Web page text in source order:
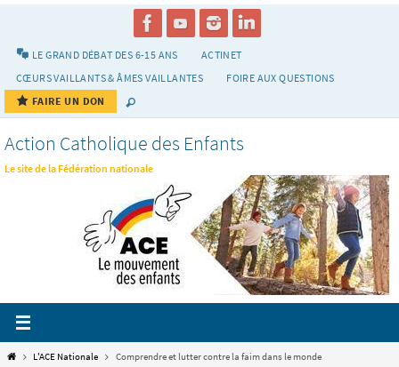
LE GRAND DÉBAT DES 6-15 ANS
ACTINET
CŒURS VAILLANTS & ÂMES VAILLANTES
FOIRE AUX QUESTIONS
FAIRE UN DON
Action Catholique des Enfants
Le site de la Fédération nationale
HomeL'ACE Nationale Comprendre et lutter contre la faim dans le monde